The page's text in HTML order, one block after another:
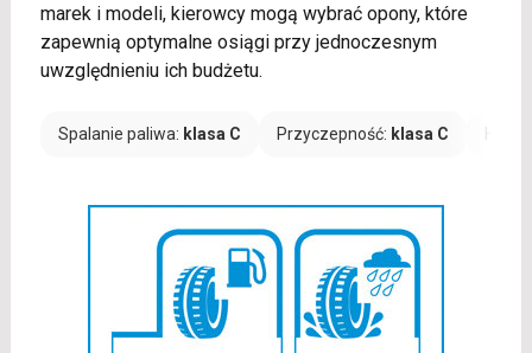
marek i modeli, kierowcy mogą wybrać opony, które
zapewnią optymalne osiągi przy jednoczesnym
uwzględnieniu ich budżetu.
Spalanie paliwa: klasa C Przyczepność: klasa C